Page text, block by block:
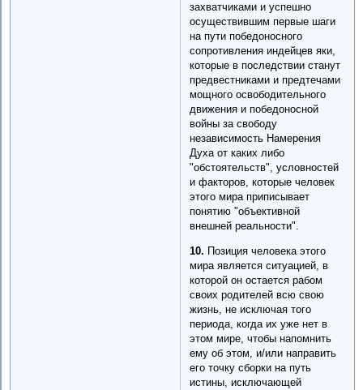
захватчиками и успешно
осуществившим первые шаги
на пути победоносного
сопротивления индейцев яки,
которые в последствии станут
предвестниками и предтечами
мощного освободительного
движения и победоносной
войны за свободу
независимость Намерения
Духа от каких либо
"обстоятельств", условностей
и факторов, которые человек
этого мира приписывает
понятию "объективной
внешней реальности".
10. Позиция человека этого
мира является ситуацией, в
которой он остается рабом
своих родителей всю свою
жизнь, не исключая того
периода, когда их уже нет в
этом мире, чтобы напомнить
ему об этом, и/или направить
его точку сборки на путь
истины, исключающей